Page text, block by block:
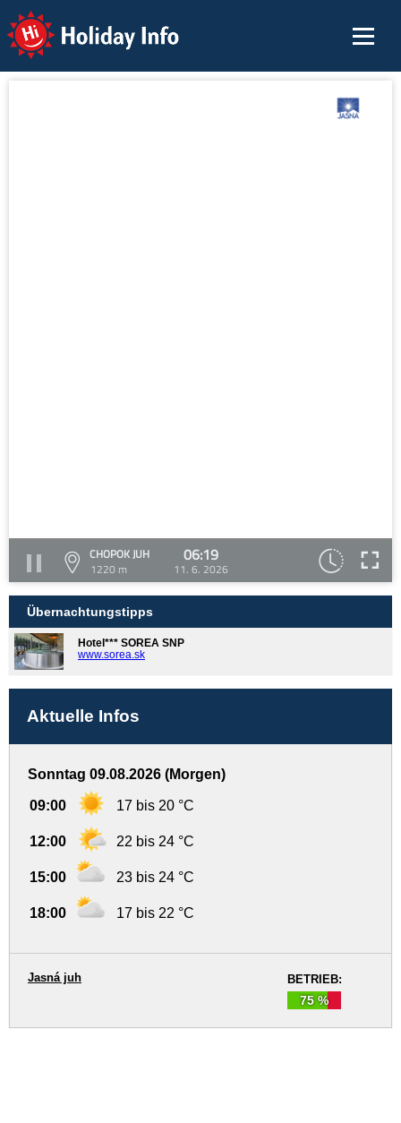
Holiday Info
CHOPOK JUH
1220 m
06:19
11. 6. 2026
Übernachtungstipps
Hotel*** SOREA SNP
www.sorea.sk
Aktuelle Infos
Sonntag 09.08.2026 (Morgen)
09:00 17 bis 20 °C
12:00 22 bis 24 °C
15:00 23 bis 24 °C
18:00 17 bis 22 °C
BETRIEB:
75 %
Jasná juh